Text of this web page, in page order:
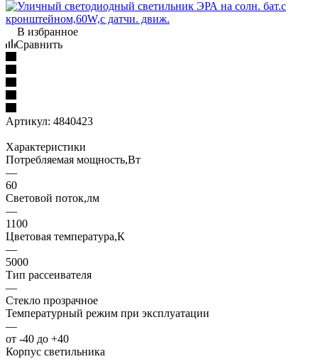
В избранное
Сравнить
Артикул: 4840423
Характеристики
Потребляемая мощность,Вт
—
60
Световой поток,лм
—
1100
Цветовая температура,К
—
5000
Тип рассеивателя
—
Стекло прозрачное
Температурный режим при эксплуатации
—
от -40 до +40
Корпус светильника